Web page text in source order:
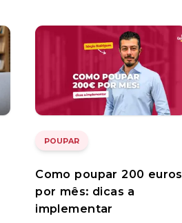
POUPAR
Como poupar 200 euros
por mês: dicas a
implementar